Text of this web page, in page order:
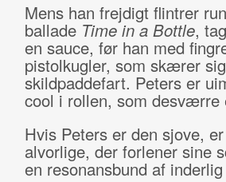
Mens han frejdigt flintrer
ballade Time in a Bottle,
en sauce, før han med
pistolkugler, som skærer
skildpaddefart. Peters er
cool i rollen, som desværre
Hvis Peters er den sjove,
alvorlige, der forlener sine
en resonansbund af